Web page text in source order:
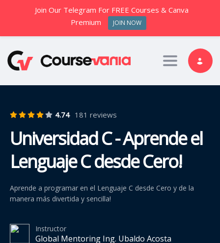
Toggle
4.74 181 reviews
Universidad C - Aprende el
Lenguaje C desde Cero!
Aprende a programar en el Lenguaje C desde Cero y de la
manera más divertida y sencilla!
Instructor
Global Mentoring Ing. Ubaldo Acosta
Join Our Telegram For FREE Courses & Canva
Premium
JOIN NOW